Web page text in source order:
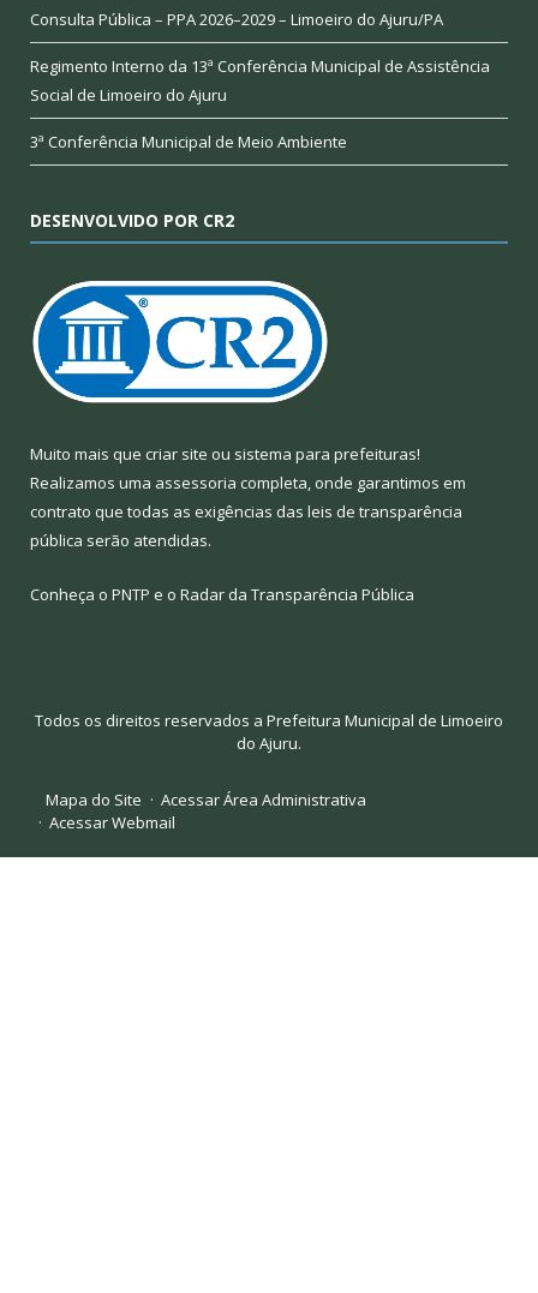
Consulta Pública – PPA 2026–2029 – Limoeiro do Ajuru/PA
Regimento Interno da 13ª Conferência Municipal de Assistência
Social de Limoeiro do Ajuru
3ª Conferência Municipal de Meio Ambiente
DESENVOLVIDO POR CR2
Muito mais que criar site ou sistema para prefeituras!
Realizamos uma assessoria completa, onde garantimos em
contrato que todas as exigências das leis de transparência
pública serão atendidas.
Conheça o PNTP e o Radar da Transparência Pública
Todos os direitos reservados a Prefeitura Municipal de Limoeiro
do Ajuru.
Mapa do Site
Acessar Área Administrativa
Acessar Webmail